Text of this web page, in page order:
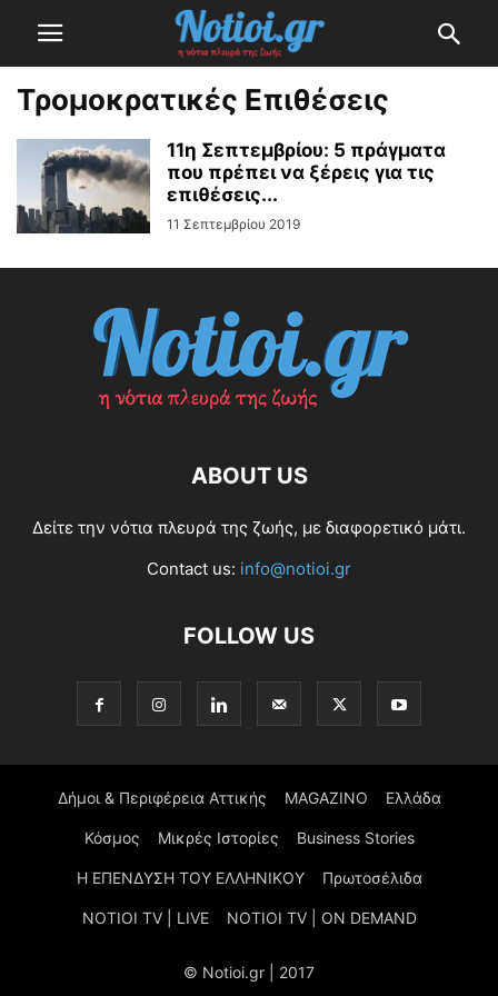
Τρομοκρατικές Επιθέσεις
11η Σεπτεμβρίου: 5 πράγματα
που πρέπει να ξέρεις για τις
επιθέσεις...
11 Σεπτεμβρίου 2019
ABOUT US
Δείτε την νότια πλευρά της ζωής, με διαφορετικό μάτι.
Contact us: info@notioi.gr
FOLLOW US
Δήμοι & Περιφέρεια Αττικής MAGAZINO Ελλάδα
Κόσμος Μικρές Ιστορίες Business Stories
Η ΕΠΕΝΔΥΣΗ ΤΟΥ ΕΛΛΗΝΙΚΟΥ Πρωτοσέλιδα
NOTIOI TV | LIVE NOTIOI TV | ON DEMAND
© Notioi.gr | 2017